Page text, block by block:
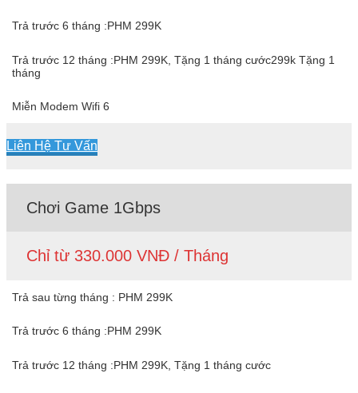
Trả trước 6 tháng :PHM 299K
Trả trước 12 tháng :PHM 299K, Tặng 1 tháng cước299k Tặng 1
tháng
Miễn Modem Wifi 6
Liên Hệ Tư Vấn
Chơi Game 1Gbps
Chỉ từ 330.000 VNĐ / Tháng
Trả sau từng tháng : PHM 299K
Trả trước 6 tháng :PHM 299K
Trả trước 12 tháng :PHM 299K, Tặng 1 tháng cước